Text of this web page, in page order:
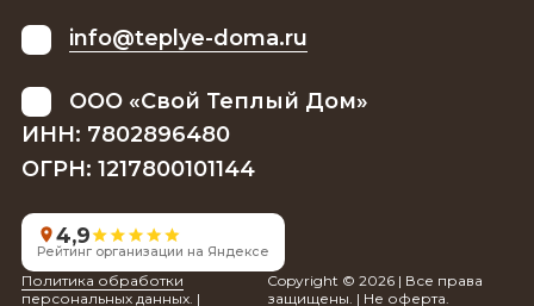
info@teplye-doma.ru
ООО «Свой Теплый Дом»
ИНН: 7802896480
ОГРН: 1217800101144
4,9
Рейтинг организации на Яндексе
Copyright © 2026 | Все права
защищены. | Не оферта.
Политика обработки
персональных данных. |